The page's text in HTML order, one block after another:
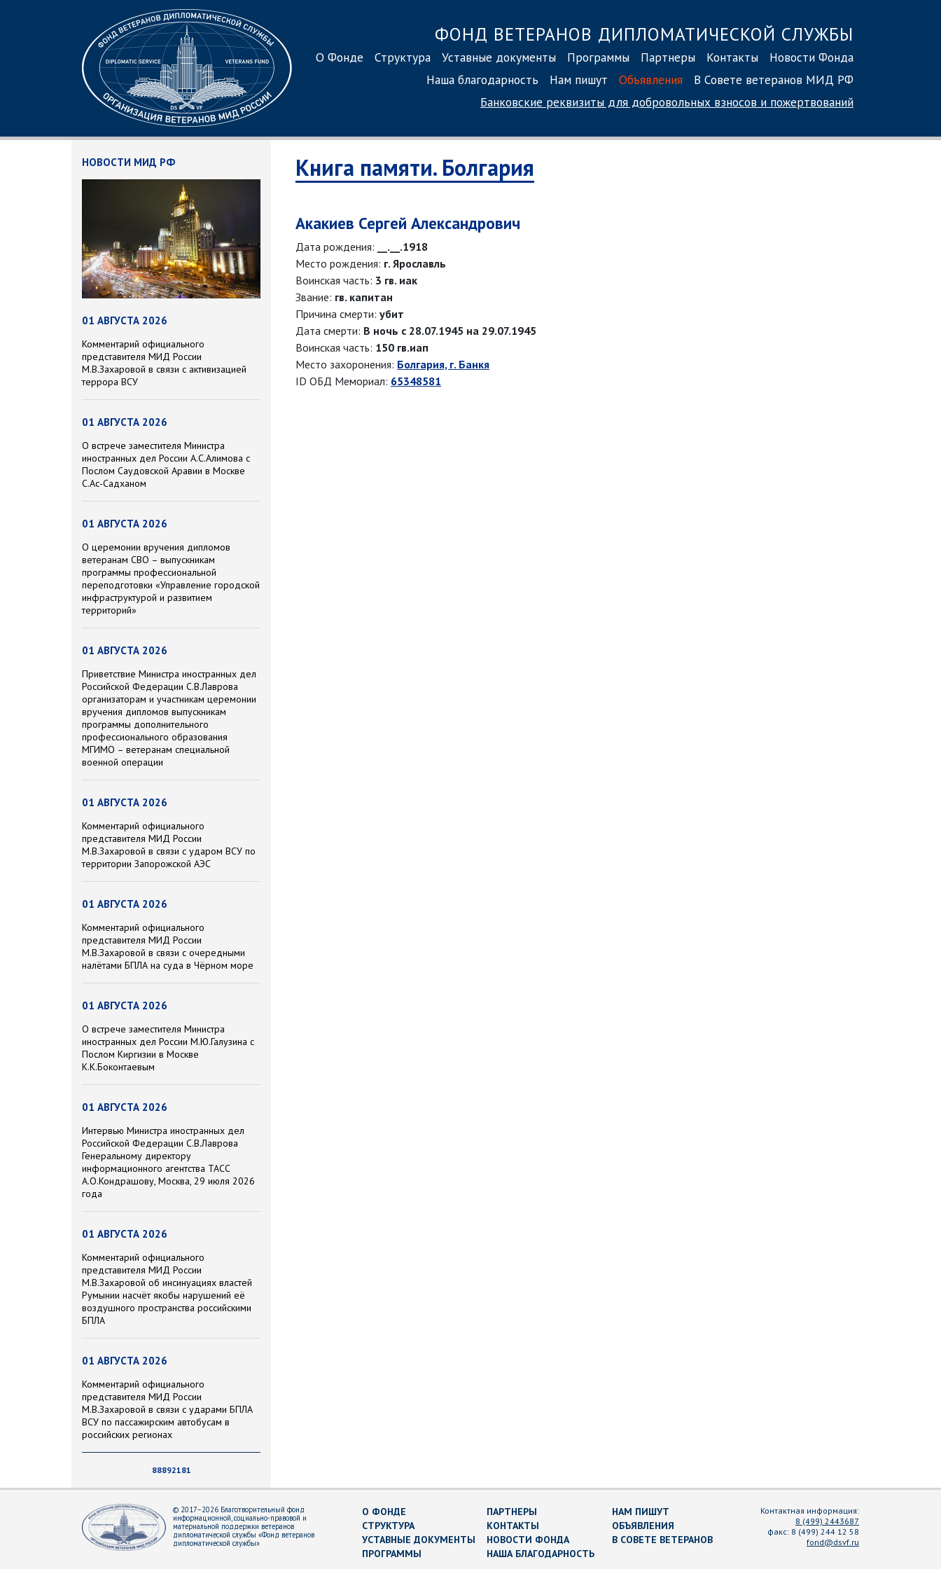
ФОНД ВЕТЕРАНОВ ДИПЛОМАТИЧЕСКОЙ СЛУЖБЫ
О Фонде Структура Уставные документы Программы Партнеры Контакты
Новости Фонда
Наша благодарность
Нам пишут Объявления
В Совете ветеранов МИД РФ
Банковские реквизиты для добровольных взносов и пожертвований
НОВОСТИ МИД РФ
01 АВГУСТА 2026
Комментарий официального
представителя МИД России
М.В.Захаровой в связи с активизацией
террора ВСУ
01 АВГУСТА 2026
О встрече заместителя Министра
иностранных дел России А.С.Алимова с
Послом Саудовской Аравии в Москве
С.Ас-Садханом
01 АВГУСТА 2026
О церемонии вручения дипломов
ветеранам СВО – выпускникам
программы профессиональной
переподготовки «Управление городской
инфраструктурой и развитием
территорий»
01 АВГУСТА 2026
Приветствие Министра иностранных дел
Российской Федерации С.В.Лаврова
организаторам и участникам церемонии
вручения дипломов выпускникам
программы дополнительного
профессионального образования
МГИМО – ветеранам специальной
военной операции
01 АВГУСТА 2026
Комментарий официального
представителя МИД России
М.В.Захаровой в связи с ударом ВСУ по
территории Запорожской АЭС
01 АВГУСТА 2026
Комментарий официального
представителя МИД России
М.В.Захаровой в связи с очередными
налётами БПЛА на суда в Чёрном море
01 АВГУСТА 2026
О встрече заместителя Министра
иностранных дел России М.Ю.Галузина с
Послом Киргизии в Москве
К.К.Боконтаевым
01 АВГУСТА 2026
Интервью Министра иностранных дел
Российской Федерации С.В.Лаврова
Генеральному директору
информационного агентства ТАСС
А.О.Кондрашову, Москва, 29 июля 2026
года
01 АВГУСТА 2026
Комментарий официального
представителя МИД России
М.В.Захаровой об инсинуациях властей
Румынии насчёт якобы нарушений её
воздушного пространства российскими
БПЛА
01 АВГУСТА 2026
Комментарий официального
представителя МИД России
М.В.Захаровой в связи с ударами БПЛА
ВСУ по пассажирским автобусам в
российских регионах
88892181
Книга памяти. Болгария
Акакиев Сергей Александрович
Дата рождения:
__.__.1918
Место рождения: г. Ярославль
Воинская часть: 3 гв. иак
Звание: гв. капитан
Причина смерти: убит
Дата смерти: В ночь с 28.07.1945 на 29.07.1945
Воинская часть: 150 гв.иап
Место захоронения: Болгария, г. Банкя
ID ОБД Мемориал: 65348581
© 2017–2026 Благотворительный фонд
информационной, социально-правовой и
материальной поддержки ветеранов
дипломатической службы «Фонд ветеранов
дипломатической службы»
О ФОНДЕ
СТРУКТУРА
УСТАВНЫЕ ДОКУМЕНТЫ
ПРОГРАММЫ
ПАРТНЕРЫ
КОНТАКТЫ
НОВОСТИ ФОНДА
НАША БЛАГОДАРНОСТЬ
НАМ ПИШУТ
ОБЪЯВЛЕНИЯ
В СОВЕТЕ ВЕТЕРАНОВ
Контактная информация:
8 (499) 2443687
факс: 8 (499) 244 12 58
fond@dsvf.ru